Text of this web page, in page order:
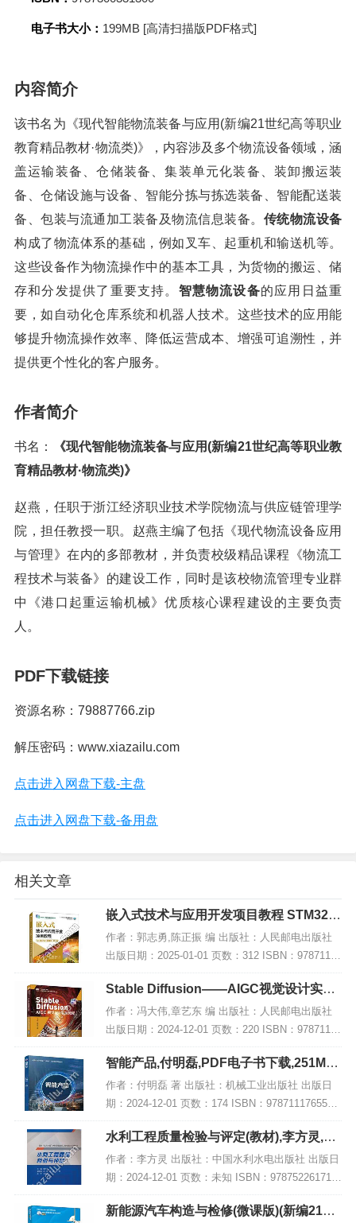
电子书大小： 199MB [高清扫描版PDF格式]
内容简介
该书名为《现代智能物流装备与应用(新编21世纪高等职业
教育精品教材·物流类)》，内容涉及多个物流设备领域，涵
盖运输装备、仓储装备、集装单元化装备、装卸搬运装
备、仓储设施与设备、智能分拣与拣选装备、智能配送装
备、包装与流通加工装备及物流信息装备。 传统物流设备
构成了物流体系的基础，例如叉车、起重机和输送机等。
这些设备作为物流操作中的基本工具，为货物的搬运、储
存和分发提供了重要支持。 智慧物流设备的应用日益重
要，如自动化仓库系统和机器人技术。这些技术的应用能
够提升物流操作效率、降低运营成本、增强可追溯性，并
提供更个性化的客户服务。
作者简介
书名：
《现代智能物流装备与应用(新编21世纪高等职业教
育精品教材·物流类)》
赵燕，任职于浙江经济职业技术学院物流与供应链管理学
院，担任教授一职。赵燕主编了包括《现代物流设备应用
与管理》在内的多部教材，并负责校级精品课程《物流工
程技术与装备》的建设工作，同时是该校物流管理专业群
中《港口起重运输机械》优质核心课程建设的主要负责
人。
PDF下载链接
资源名称：79887766.zip
解压密码：www.xiazailu.com
点击进入网盘下载-主盘
点击进入网盘下载-备用盘
相关文章
嵌入式技术与应用开发项目教程 STM32版
微课版 第2版,PDF下载
作者：郭志勇,陈正振 编 出版社：人民邮电出版社
出版日期：2025-01-01 页数：312 ISBN：97871156
55790 电子书大小：235MB [高清扫描版PDF格式]
内容简...
Stable Diffusion——AIGC视觉设计实战
教程 微课版,PDF下载
作者：冯大伟,章艺东 编 出版社：人民邮电出版社
出版日期：2024-12-01 页数：220 ISBN：97871156
50122 电子书大小：187MB [高清扫描版PDF格式]
内容简...
智能产品,付明磊,PDF电子书下载,251MB,
网盘资源
作者：付明磊 著 出版社：机械工业出版社 出版日
期：2024-12-01 页数：174 ISBN：9787111765585
电子书大小：251MB [高清扫描版PDF格式] 内容简
介 该著...
水利工程质量检验与评定(教材),李方灵,PD
F电子书网盘下载
作者：李方灵 出版社：中国水利水电出版社 出版日
期：2024-12-01 页数：未知 ISBN：978752261717
6 电子书大小：187MB [高清扫描版PDF格式] 内容
简介 《水利...
新能源汽车构造与检修(微课版)(新编21世